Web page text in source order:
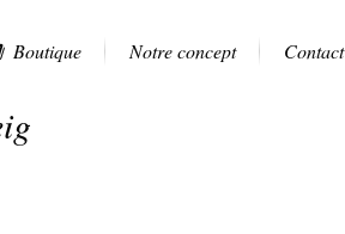
Boutique Notre concept Contact